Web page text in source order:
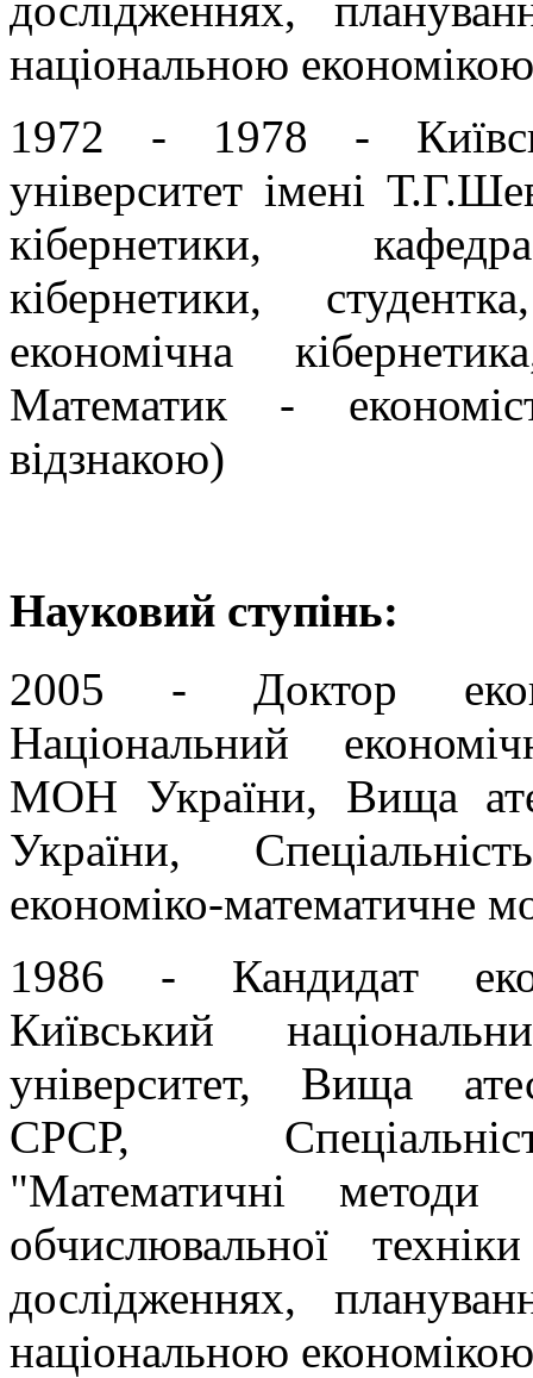
дослідженнях,
національною економікою
1972 - 1978 -
університет імені
кібернетики,
кібернетики,
економічна
Математик -
відзнакою)
Науковий ступінь:
2005 - Доктор
Національний
МОН України, Вища
України,
економіко-математичне
1986 - Кандидат
Київський
університет, Вища
СРСР,
"Математичні методи
обчислювальної
дослідженнях,
національною економікою